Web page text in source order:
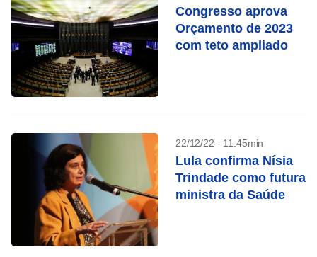
Congresso aprova
Orçamento de 2023
com teto ampliado
22/12/22 - 11:45min
Lula confirma Nísia
Trindade como futura
ministra da Saúde